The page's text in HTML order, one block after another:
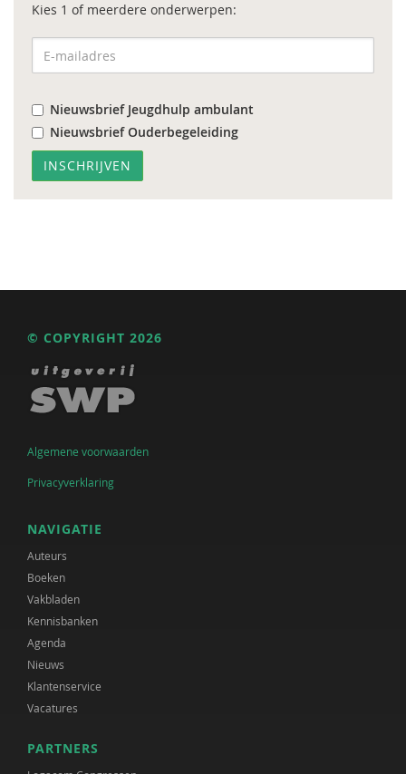
Kies 1 of meerdere onderwerpen:
Nieuwsbrief Jeugdhulp ambulant
Nieuwsbrief Ouderbegeleiding
© COPYRIGHT 2026
Algemene voorwaarden
Privacyverklaring
NAVIGATIE
Auteurs
Boeken
Vakbladen
Kennisbanken
Agenda
Nieuws
Klantenservice
Vacatures
PARTNERS